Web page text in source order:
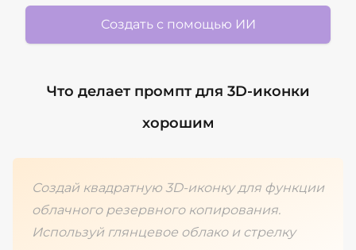
Создать с помощью ИИ
Что делает промпт для 3D-иконки
хорошим
Создай квадратную 3D-иконку для функции
облачного резервного копирования.
Используй глянцевое облако и стрелку